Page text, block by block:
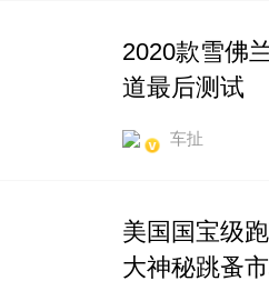
2020款雪佛
道最后测试
车扯
美国国宝级
大神秘跳蚤